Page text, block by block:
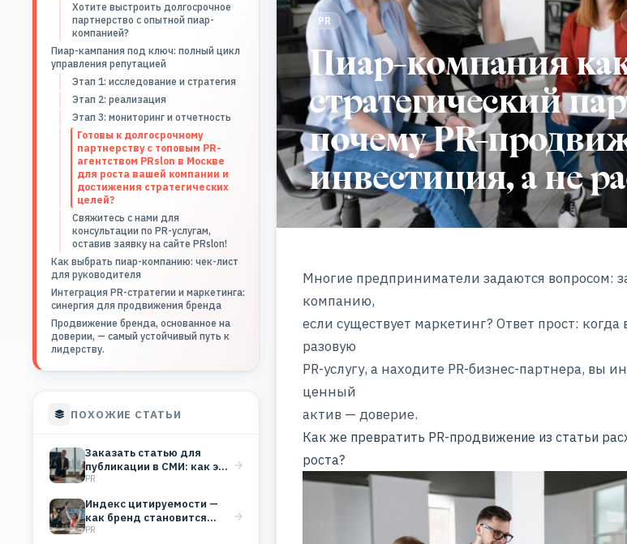
Хотите выстроить долгосрочное
партнерство с опытной пиар-
компанией?
Пиар-кампания под ключ: полный цикл
управления репутацией
Этап 1: исследование и стратегия
Этап 2: реализация
Этап 3: мониторинг и отчетность
Готовы к долгосрочному
партнерству с топовым PR-
агентством PRslon в Москве
для роста вашей компании и
достижения стратегических
целей?
Свяжитесь с нами для
консультации по PR-услугам,
оставив заявку на сайте PRslon!
Как выбрать пиар-компанию: чек-лист
для руководителя
Интеграция PR-стратегии и маркетинга:
синергия для продвижения бренда
Продвижение бренда, основанное на
доверии, — самый устойчивый путь к
лидерству.
ПОХОЖИЕ СТАТЬИ
Заказать статью для
публикации в СМИ: как это
работает и…
PR
Индекс цитируемости —
как бренд становится
голосом, который
PR
PR
Пиар-компания
стратегический
почему PR-
инвестиция, а не
Многие предприниматели задаются вопросом:
компанию,
если существует маркетинг? Ответ прост: когда
разовую
PR-услугу, а находите PR-бизнес-партнера, вы
ценный
актив — доверие.
Как же превратить PR-продвижение из статьи
роста?